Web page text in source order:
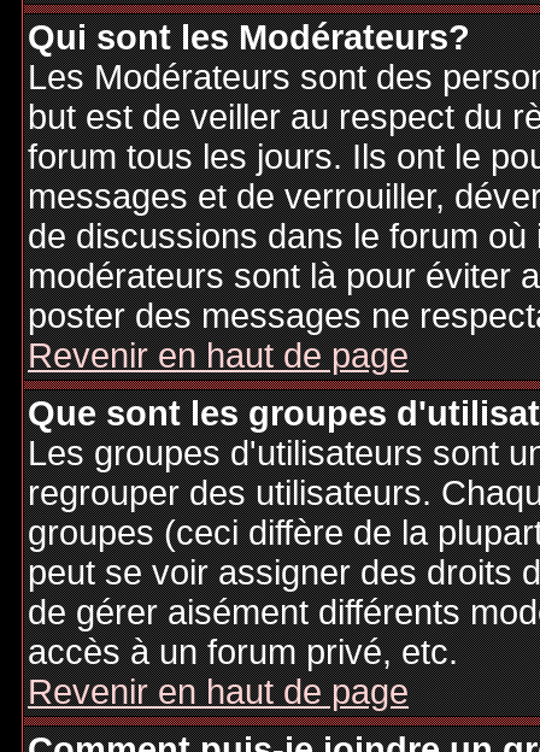
Qui sont les Modérateurs?
Les Modérateurs sont des
but est de veiller au respect du
forum tous les jours. Ils ont le
messages et de verrouiller,
de discussions dans le forum
modérateurs sont là pour éviter
poster des messages ne
Revenir en haut de page
Que sont les groupes
Les groupes d'utilisateurs sont
regrouper des utilisateurs.
groupes (ceci diffère de la
peut se voir assigner des droits
de gérer aisément différents
accès à un forum privé, etc.
Revenir en haut de page